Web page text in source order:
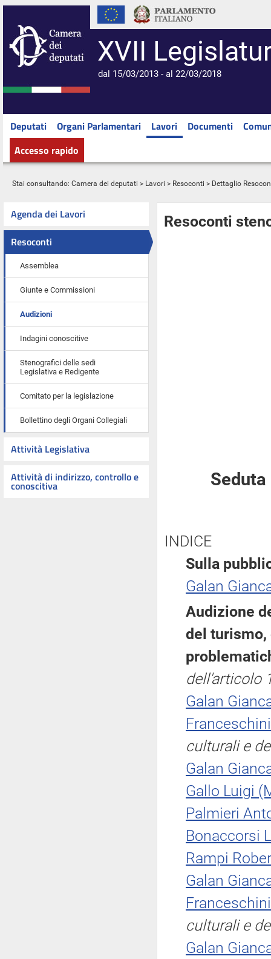
XVII
dal 15/03/2013 - al 22/03/2018
Deputati Organi Parlamentari Lavori Documenti
Accesso rapido
Stai consultando: Camera dei deputati > Lavori > Resoconti > Dettaglio
Agenda dei Lavori
Resoconti
Assemblea
Giunte e Commissioni
Audizioni
Indagini conoscitive
Stenografici delle sedi
Legislativa e Redigente
Comitato per la legislazione
Bollettino degli Organi Collegiali
Attività Legislativa
Attività di indirizzo, controllo e
conoscitiva
Resoconti
INDICE
Sulla
Galan
Audizione
del turismo,
dell'articolo
Galan
culturali e
Galan
Gallo Luigi
Palmieri
Bonaccorsi
Rampi
Galan
culturali e
Galan